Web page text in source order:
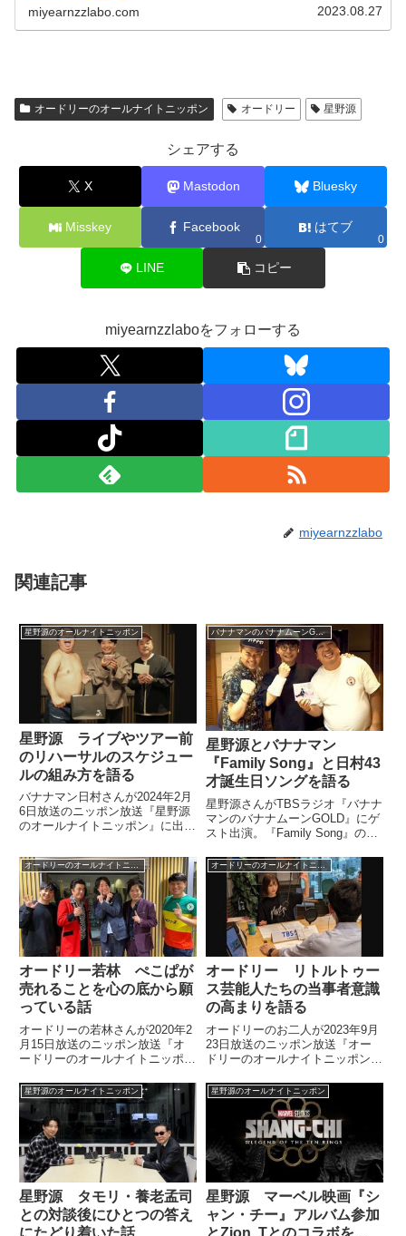
話す中で「星野さんとテツandトモをやろうとしていた」
miyearnzzlabo.com 2023.08.27
オードリーのオールナイトニッポン オードリー 星野源
シェアする
X Mastodon Bluesky
Misskey Facebook
0
はてブ
0
LINE コピー
miyearnzzlaboをフォローする
miyearnzzlabo
関連記事
星野源のオールナイトニッポン
星野源 ライブやツアー前
のリハーサルのスケジュー
ルの組み方を語る
バナナマン日村さんが2024年2月
6日放送のニッポン放送『星野源
のオールナイトニッポン』に出
え、武道館の先輩である星野さん
にライブについて教えを請う中
で、本番までのリハーサルのスケ
ジューリングについて、質問して
いました。
バナナマンのバナナムーンGOLD
星野源とバナナマン
『Family Song』と日村43
才誕生日ソングを語る
星野源さんがTBSラジオ『バナナ
マンのバナナムーンGOLD』にゲ
スト出演。『Family Song』の一
ングの歌詞・メロディーを使って
いる件や、バナナマン・星野源フ
ァミリー説、旅行計画などについ
て話していました...
オードリー若林 ぺこぱが
売れることを心の底から願
っている話
オードリーの若林さんが2020年2
月15日放送のニッポン放送『オ
ードリーのオールナイトニッポ
てトーク。ぺこぱがめちゃくちゃ
売れてることを願っている話をし
ていました。 この投稿を
Instagramで見る 同じ師匠...
オードリー リトルトゥー
ス芸能人たちの当事者意識
の高まりを語る
オードリーのお二人が2023年9月
23日放送のニッポン放送『オー
ドリーのオールナイトニッポン』
抽選受付がスタートしたことにつ
いてトーク。リトルトゥース芸能
人たちに対してチケット発売スタ
ート直前に今一度、「オードリー
のラジオが今、面白い！」とアピ
ールするように求めたことに対す
る反響を紹介していました。
星野源のオールナイトニッポン
星野源 タモリ・養老孟司
との対談後にひとつの答え
星野源のオールナイトニッポン
星野源 マーベル映画『シ
ャン・チー』アルバム参加